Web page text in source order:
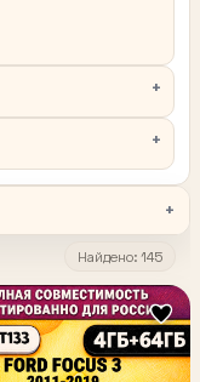
Найдено: 145